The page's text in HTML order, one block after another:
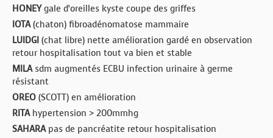
HONEYgale d’oreilles kyste coupe des griffes
IOTA(chaton) fibroadénomatose mammaire
LUIDGI (chat libre) nette amélioration gardé en observation
retour hospitalisation tout va bien et stable
MILA sdm augmentés ECBU infection urinaire à germe
résistant
OREO (SCOTT) en amélioration
RITA hypertension > 200mmhg
SAHARA pas de pancréatite retour hospitalisation